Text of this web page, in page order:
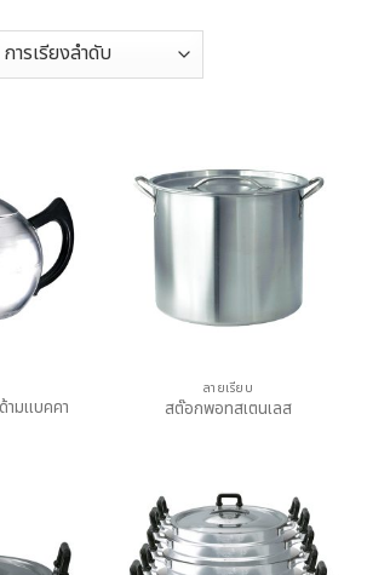
ามแบคคา
ลายเรียบ
สต๊อกพอทสเตนเลส